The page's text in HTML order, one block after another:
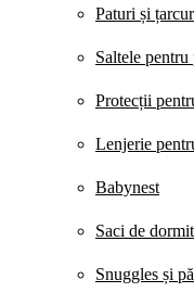
Paturi și
Saltele pentru
Protecții
Lenjerie
Babynest
Saci de dormit
Snuggles și